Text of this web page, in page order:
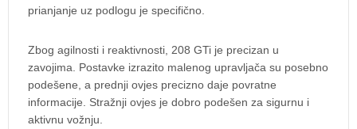
prianjanje uz podlogu je specifično.
Zbog agilnosti i reaktivnosti, 208 GTi je precizan u
zavojima. Postavke izrazito malenog upravljača su posebno
podešene, a prednji ovjes precizno daje povratne
informacije. Stražnji ovjes je dobro podešen za sigurnu i
aktivnu vožnju.